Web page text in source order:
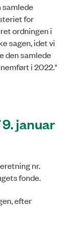
samlede
for
ordningen i
sagen, idet vi
den samlede
i 2022."
januar
nr.
fonde.
efter